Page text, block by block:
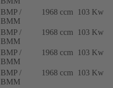
BMP /
BMM
1968 ccm 103 Kw
BMP /
BMM
1968 ccm 103 Kw
BMP /
BMM
1968 ccm 103 Kw
BMP /
BMM
1968 ccm 103 Kw